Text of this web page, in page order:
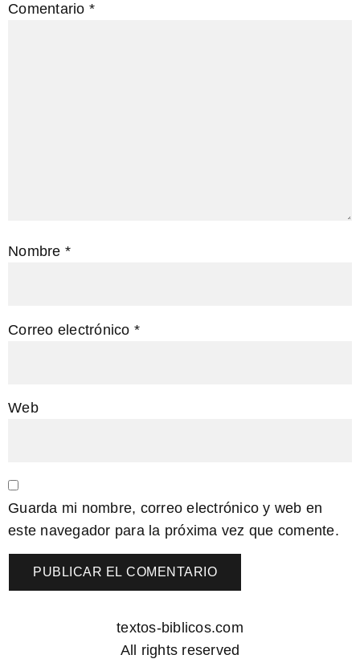
Comentario *
Nombre *
Correo electrónico *
Web
Guarda mi nombre, correo electrónico y web en
este navegador para la próxima vez que comente.
textos-biblicos.com
All rights reserved